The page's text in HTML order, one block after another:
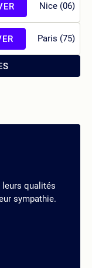
Nice (06)
Paris (75)
qualités
sympathie.